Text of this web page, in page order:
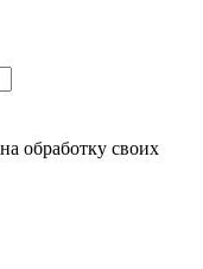
обработку своих